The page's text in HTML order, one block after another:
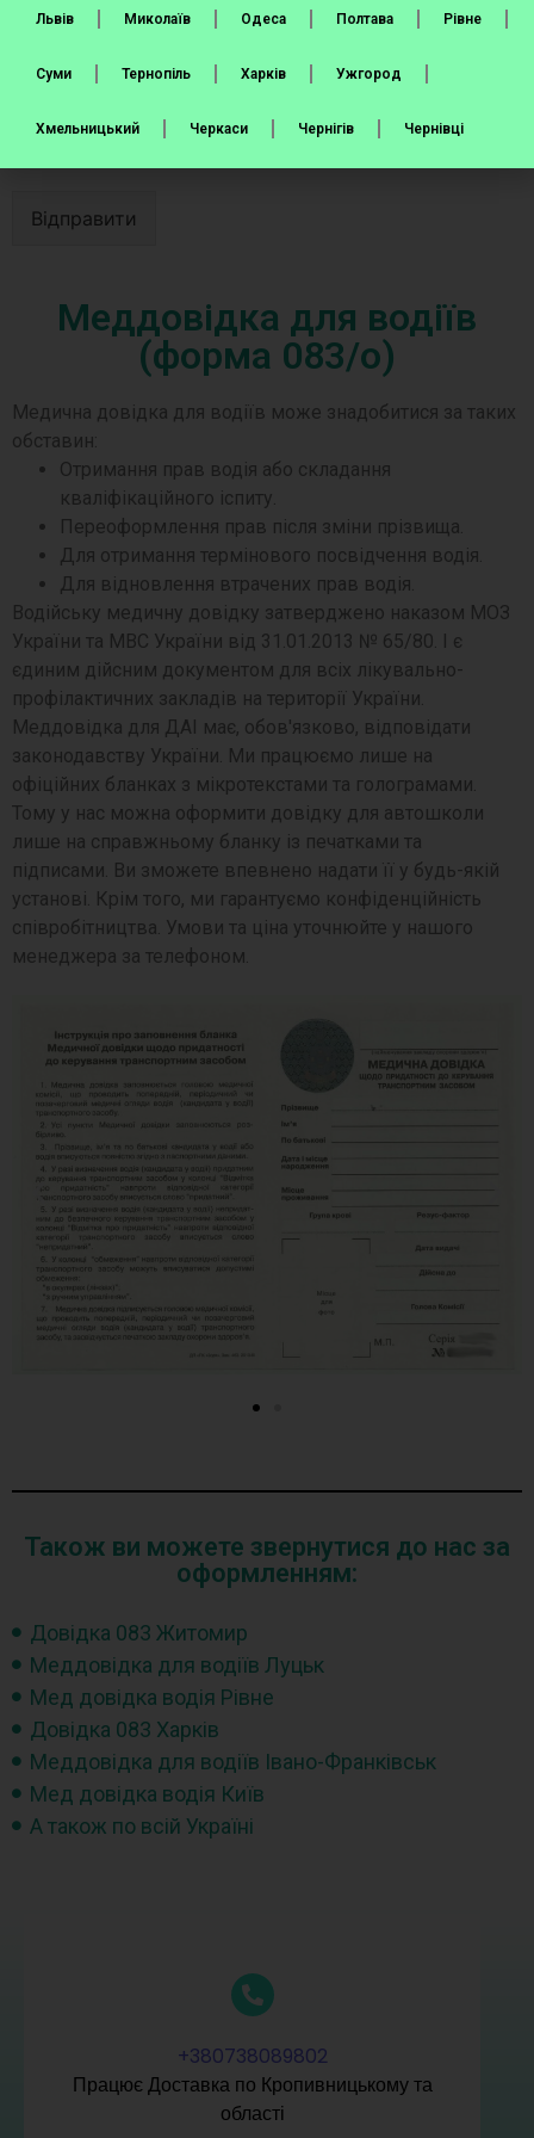
Відправити
Меддовідка для водіїв
(форма 083/о)
Медична довідка для водіїв може знадобитися за таких
обставин:
Отримання прав водія або складання
кваліфікаційного іспиту.
Переоформлення прав після зміни прізвища.
Для отримання термінового посвідчення водія.
Для відновлення втрачених прав водія.
Водійську медичну довідку затверджено наказом МОЗ
України та МВС України від 31.01.2013 № 65/80. І є
єдиним дійсним документом для всіх лікувально-
профілактичних закладів на території України.
Меддовідка для ДАІ має, обов'язково, відповідати
законодавству України. Ми працюємо лише на
офіційних бланках з мікротекстами та голограмами.
Тому у нас можна оформити довідку для автошколи
лише на справжньому бланку із печатками та
підписами. Ви зможете впевнено надати її у будь-якій
установі. Крім того, ми гарантуємо конфіденційність
співробітництва. Умови та ціна уточнюйте у нашого
менеджера за телефоном.
Також ви можете звернутися до нас за
оформленням:
Довідка 083 Житомир
Меддовідка для водіїв Луцьк
Мед довідка водія Рівне
Довідка 083 Харків
Меддовідка для водіїв Івано-Франківськ
Мед довідка водія Київ
А також по всій Україні
+380738089802
Працює Доставка по Кропивницькому та
області
Львів Миколаїв Одеса Полтава Рівне
Суми Тернопіль Харків Ужгород
Хмельницький Черкаси Чернігів Чернівці